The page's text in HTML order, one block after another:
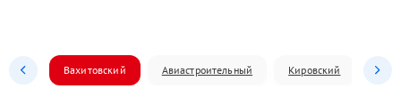
Вахитовский Авиастроительный Кировский